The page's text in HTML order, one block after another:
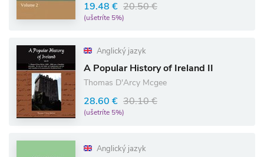
19.48 € 20.50 €
(ušetríte 5%)
Anglický jazyk
A Popular History of Ireland II
Thomas D'Arcy Mcgee
28.60 € 30.10 €
(ušetríte 5%)
Anglický jazyk